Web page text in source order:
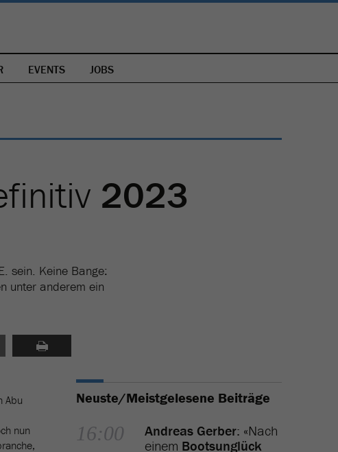
EVENTS JOBS
2023
sein. Keine Bange:
unter anderem ein
Abu
nun
Neuste/Meistgelesene Beiträge
16:00 Andreas Gerber: «Nach
einem Bootsunglück